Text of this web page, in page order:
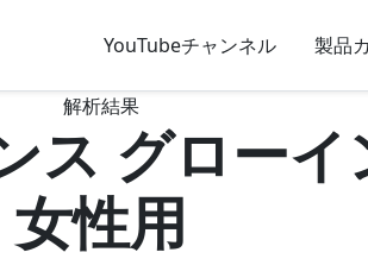
YouTubeチャンネル 製品
解析結果
ス グロー
女性用